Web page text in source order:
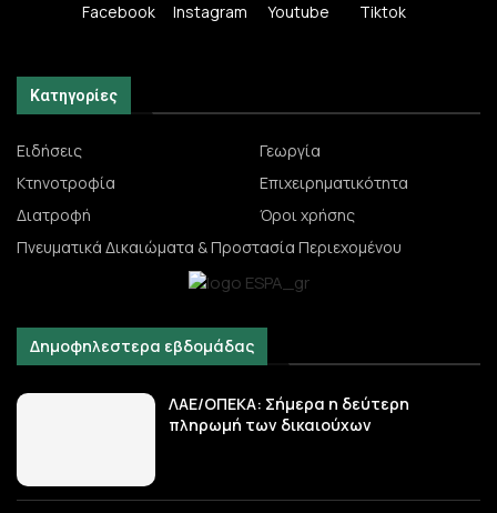
Facebook Instagram Youtube Tiktok
Κατηγορίες
Ειδήσεις
Γεωργία
Κτηνοτροφία
Επιχειρηματικότητα
Διατροφή
Όροι χρήσης
Πνευματικά Δικαιώματα & Προστασία Περιεχομένου
Δημοφηλεστερα εβδομάδας
ΛΑΕ/ΟΠΕΚΑ: Σήμερα η δεύτερη
πληρωμή των δικαιούχων